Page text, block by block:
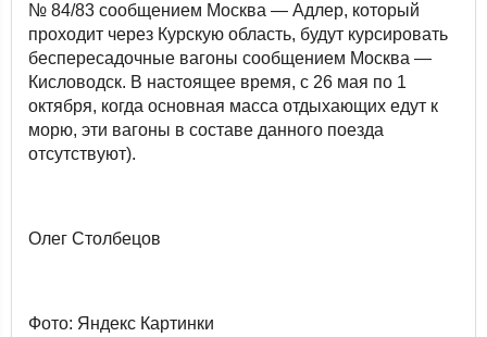
№ 84/83 сообщением Москва — Адлер, который
проходит через Курскую область, будут курсировать
беспересадочные вагоны сообщением Москва —
Кисловодск. В настоящее время, с 26 мая по 1
октября, когда основная масса отдыхающих едут к
морю, эти вагоны в составе данного поезда
отсутствуют).
Олег Столбецов
Фото: Яндекс Картинки